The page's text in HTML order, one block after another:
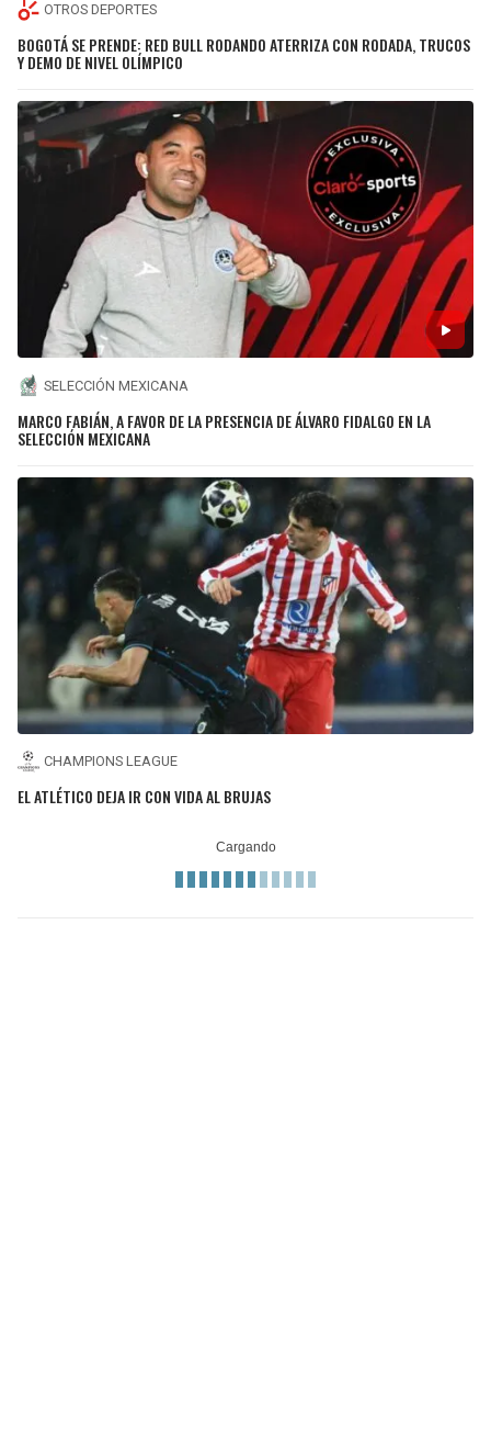
OTROS DEPORTES
BOGOTÁ SE PRENDE: RED BULL RODANDO ATERRIZA CON RODADA, TRUCOS
Y DEMO DE NIVEL OLÍMPICO
SELECCIÓN MEXICANA
MARCO FABIÁN, A FAVOR DE LA PRESENCIA DE ÁLVARO FIDALGO EN LA
SELECCIÓN MEXICANA
CHAMPIONS LEAGUE
EL ATLÉTICO DEJA IR CON VIDA AL BRUJAS